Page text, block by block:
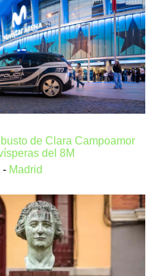
de Clara Campoamor
del 8M
- Madrid